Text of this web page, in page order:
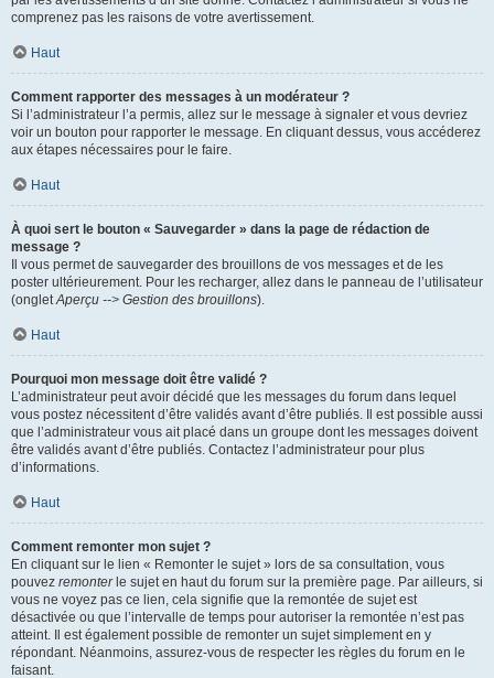
comprenez pas les raisons de votre avertissement.
Haut
Comment rapporter des messages à un modérateur ?
Si l’administrateur l’a permis, allez sur le message à signaler et vous devriez
voir un bouton pour rapporter le message. En cliquant dessus, vous accéderez
aux étapes nécessaires pour le faire.
Haut
À quoi sert le bouton « Sauvegarder » dans la page de rédaction de
message ?
Il vous permet de sauvegarder des brouillons de vos messages et de les
poster ultérieurement. Pour les recharger, allez dans le panneau de l’utilisateur
(ongletAperçu --> Gestion des brouillons).
Haut
Pourquoi mon message doit être validé ?
L’administrateur peut avoir décidé que les messages du forum dans lequel
vous postez nécessitent d’être validés avant d’être publiés. Il est possible aussi
que l’administrateur vous ait placé dans un groupe dont les messages doivent
être validés avant d’être publiés. Contactez l’administrateur pour plus
d’informations.
Haut
Comment remonter mon sujet ?
En cliquant sur le lien « Remonter le sujet » lors de sa consultation, vous
pouvez remonterle sujet en haut du forum sur la première page. Par ailleurs, si
vous ne voyez pas ce lien, cela signifie que la remontée de sujet est
désactivée ou que l’intervalle de temps pour autoriser la remontée n’est pas
atteint. Il est également possible de remonter un sujet simplement en y
répondant. Néanmoins, assurez-vous de respecter les règles du forum en le
faisant.